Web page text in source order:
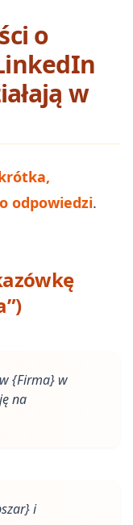
o
w
odpowiedzi.
{Firma} w
na
i